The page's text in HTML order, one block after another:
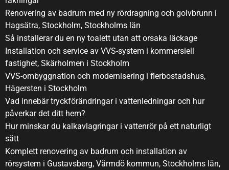
Renovering av badrum med ny rördragning och golvbrunn i
Hagsätra, Stockholm, Stockholms län
Så installerar du en ny toalett utan att orsaka läckage
Installation och service av VVS-system i kommersiell
fastighet, Skärholmen i Stockholm
VVS-ombyggnation och modernisering i flerbostadshus,
Hägersten i Stockholm
Vad innebär tryckförändringar i vattenledningar och hur
påverkar det ditt hem?
Hur minskar du kalkavlagringar i vattenrör på ett naturligt
sätt
Komplett renovering av badrum och installation av
rörsystem i Gustavsberg, Värmdö kommun, Stockholms län,